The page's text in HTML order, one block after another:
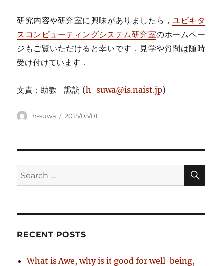
研究内容や研究室に興味がありましたら，ユビキタ
スコンピューティングシステム研究室のホームペー
ジもご覧いただけると幸いです．見学や質問は随時
受け付けています．
文責：助教 諏訪 (h-suwa@is.naist.jp)
Author
h-suwa
Posted
2015/05/01
Search
for:
RECENT POSTS
What is Awe, why is it good for well-being,